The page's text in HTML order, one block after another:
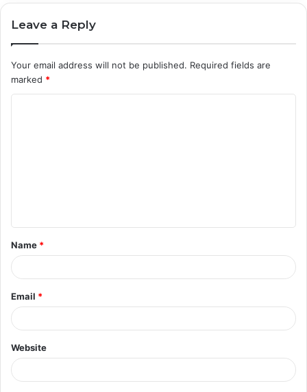
Leave a Reply
Your email address will not be published. Required fields are
marked *
t
*
Name *
Email *
Website